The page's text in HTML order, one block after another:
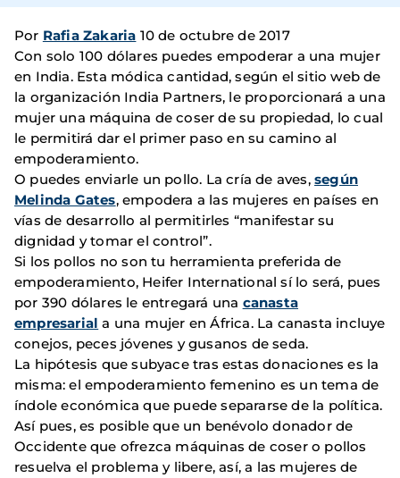
Por Rafia Zakaria 10 de octubre de 2017
Con solo 100 dólares puedes empoderar a una mujer
en India. Esta módica cantidad, según el sitio web de
la organización India Partners, le proporcionará a una
mujer una máquina de coser de su propiedad, lo cual
le permitirá dar el primer paso en su camino al
empoderamiento.
O puedes enviarle un pollo. La cría de aves, según
Melinda Gates, empodera a las mujeres en países en
vías de desarrollo al permitirles “manifestar su
dignidad y tomar el control”.
Si los pollos no son tu herramienta preferida de
empoderamiento, Heifer International sí lo será, pues
por 390 dólares le entregará una canasta
empresarial a una mujer en África. La canasta incluye
conejos, peces jóvenes y gusanos de seda.
La hipótesis que subyace tras estas donaciones es la
misma: el empoderamiento femenino es un tema de
índole económica que puede separarse de la política.
Así pues, es posible que un benévolo donador de
Occidente que ofrezca máquinas de coser o pollos
resuelva el problema y libere, así, a las mujeres de